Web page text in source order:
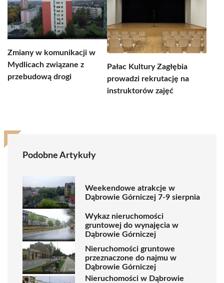
Zmiany w komunikacji w
Mydlicach związane z
przebudową drogi
Pałac Kultury Zagłębia
prowadzi rekrutację na
instruktorów zajęć
Podobne Artykuły
Weekendowe atrakcje w
Dąbrowie Górniczej 7-9 sierpnia
Wykaz nieruchomości
gruntowej do wynajęcia w
Dąbrowie Górniczej
Nieruchomości gruntowe
przeznaczone do najmu w
Dąbrowie Górniczej
Nieruchomości w Dąbrowie